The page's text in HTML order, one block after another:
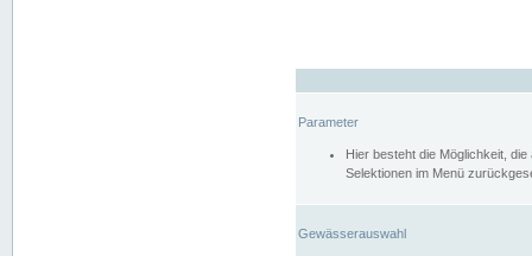
Parameter
Hier besteht die Möglichkeit,
Selektionen im Menü
Gewässerauswahl